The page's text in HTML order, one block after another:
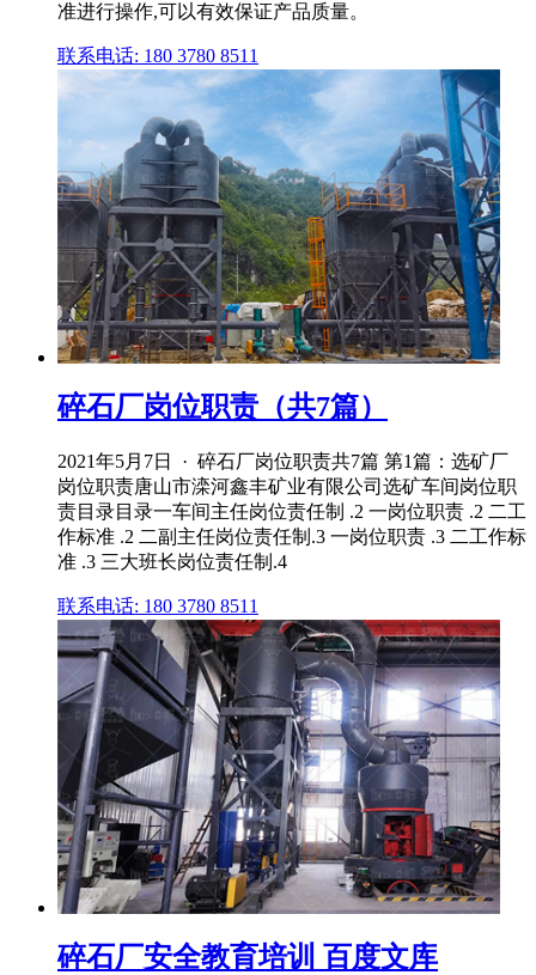
准进行操作,可以有效保证产品质量。
联系电话: 180 3780 8511
碎石厂岗位职责（共7篇）
2021年5月7日 · 碎石厂岗位职责共7篇 第1篇：选矿厂
岗位职责唐山市滦河鑫丰矿业有限公司选矿车间岗位职
责目录目录一车间主任岗位责任制 .2 一岗位职责 .2 二工
作标准 .2 二副主任岗位责任制.3 一岗位职责 .3 二工作标
准 .3 三大班长岗位责任制.4
联系电话: 180 3780 8511
碎石厂安全教育培训 百度文库